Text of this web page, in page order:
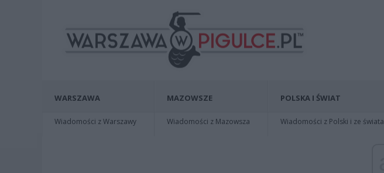
WARSZAWA
Wiadomości z Warszawy
MAZOWSZE
Wiadomości z Mazowsza
POLSKA I ŚWIAT
Wiadomości z Polski i ze świata